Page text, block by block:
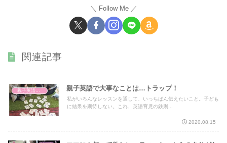
Follow Me
関連記事
親子英語レッスン 親子英語で大事なことは…トラップ！
私がいろんなレッスンを通して、いっちばん伝えたいこと。子ども
に結果を期待しない。これ、英語育児の鉄則...
2020.08.15